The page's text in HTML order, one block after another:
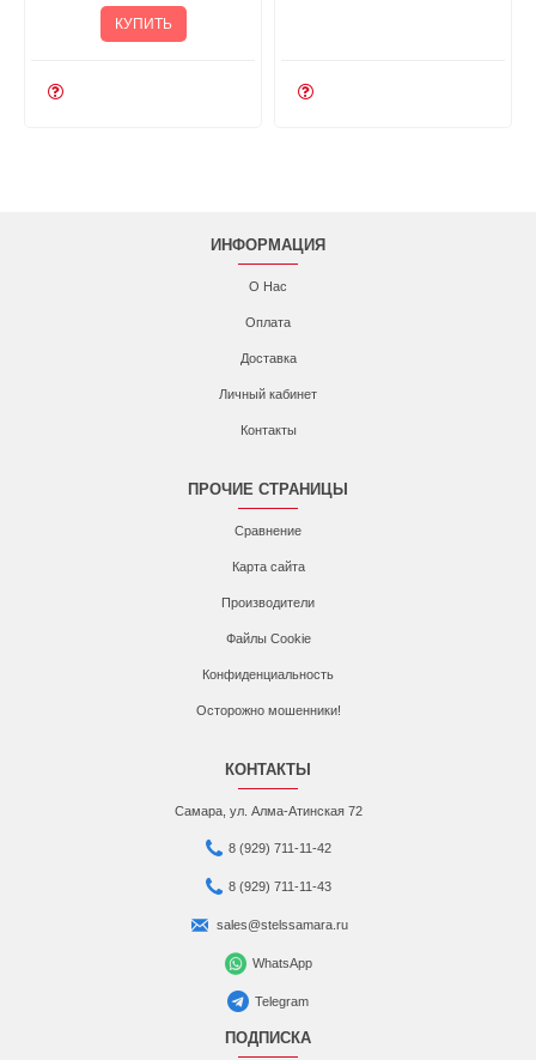
КУПИТЬ
ИНФОРМАЦИЯ
О Нас
Оплата
Доставка
Личный кабинет
Контакты
ПРОЧИЕ СТРАНИЦЫ
Сравнение
Карта сайта
Производители
Файлы Cookie
Конфиденциальность
Осторожно мошенники!
КОНТАКТЫ
Самара, ул. Алма-Атинская 72
8 (929) 711-11-42
8 (929) 711-11-43
sales@stelssamara.ru
WhatsApp
Telegram
ПОДПИСКА